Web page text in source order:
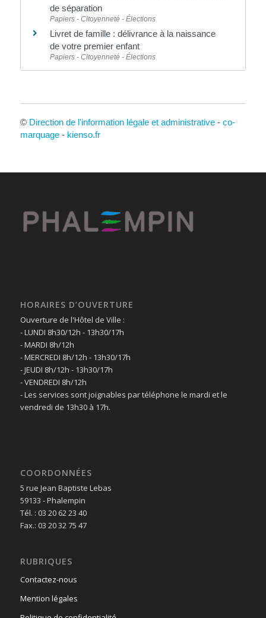
de séparation
Papiers - Citoyenneté - Élections
Livret de famille : délivrance à la naissance
de votre premier enfant
Papiers - Citoyenneté - Élections
© Direction de l'information légale et administrative- co-
marquage- kienso.fr
HORAIRES D’OUVERTURE
Ouverture de l'Hôtel de Ville :
- LUNDI 8h30/12h - 13h30/17h
- MARDI 8h/12h
- MERCREDI 8h/12h - 13h30/17h
- JEUDI 8h/12h - 13h30/17h
- VENDREDI 8h/12h
- Les services sont joignables par téléphone le mardi et le
vendredi de 13h30 à 17h.
COORDONNÉES
5 rue Jean Baptiste Lebas
59133 - Phalempin
Tél. : 03 20 62 23 40
Fax.: 03 20 32 75 47
RUBRIQUES
Contactez-nous
Mention légales